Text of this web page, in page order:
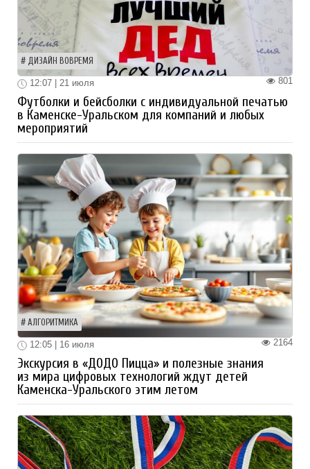
ДИЗАЙН ВОВРЕМЯ
801
12:07 | 21 июля
Футболки и бейсболки с индивидуальной печатью
в Каменске-Уральском для компаний и любых
мероприятий
АЛГОРИТМИКА
2164
12:05 | 16 июля
Экскурсия в «ДОДО Пицца» и полезные знания
из мира цифровых технологий ждут детей
Каменска-Уральского этим летом